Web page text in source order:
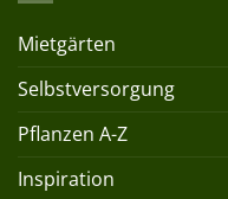
Mietgärten
Selbstversorgung
Pflanzen A-Z
Inspiration